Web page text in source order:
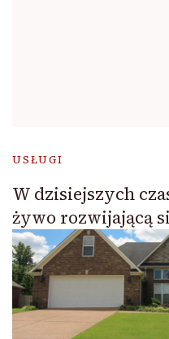
USŁUGI
W dzisiejszych
żywo rozwijającą